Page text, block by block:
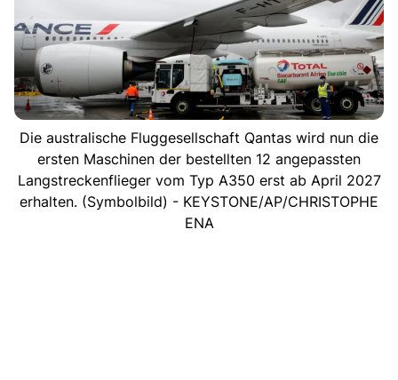
Die australische Fluggesellschaft Qantas wird nun die
ersten Maschinen der bestellten 12 angepassten
Langstreckenflieger vom Typ A350 erst ab April 2027
erhalten. (Symbolbild) - KEYSTONE/AP/CHRISTOPHE
ENA